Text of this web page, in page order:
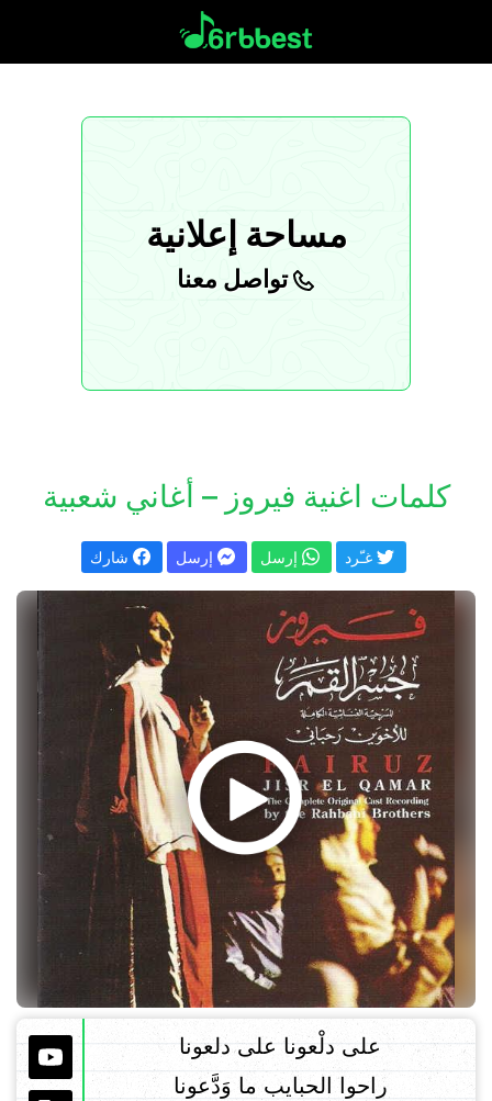
مساحة إعلانية
تواصل معنا
كلمات اغنية فيروز – أغاني شعبية
على دلْعونا على دلعونا
راحوا الحبايب ما وَدَّعونا